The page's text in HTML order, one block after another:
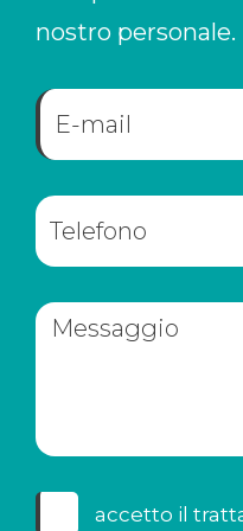
nostro personale.
accetto il